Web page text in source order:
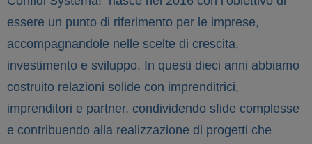
essere un punto di riferimento per le imprese,
accompagnandole nelle scelte di crescita,
investimento e sviluppo. In questi dieci anni abbiamo
costruito relazioni solide con imprenditrici,
imprenditori e partner, condividendo sfide complesse
e contribuendo alla realizzazione di progetti che